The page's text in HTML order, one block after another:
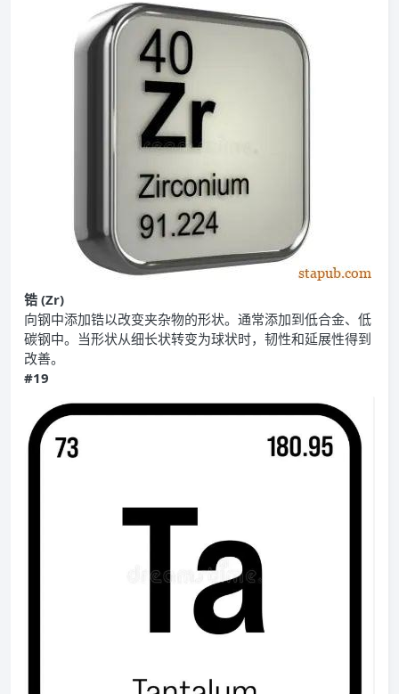
锆 (Zr)
向钢中添加锆以改变夹杂物的形状。通常添加到低合金、低
碳钢中。当形状从细长状转变为球状时，韧性和延展性得到
改善。
#19